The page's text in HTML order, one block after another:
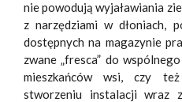
nie powodują wyjaławiania
z narzędziami w dłoniach,
dostępnych na magazynie
zwane „fresca” do
mieszkańców wsi, czy
stworzeniu instalacji wraz